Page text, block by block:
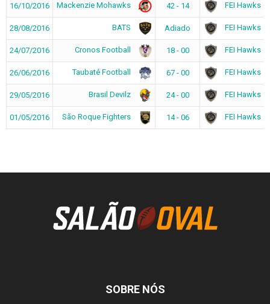
16/10/2016 Mackenzie Mohawks 42 - 14 FEI Hawks
28/08/2016 BATS Adiado FEI Hawks
24/07/2016 Cronos Football 18 - 00 FEI Hawks
26/06/2016 Taubaté Football 67 - 00 FEI Hawks
29/05/2016 Brasil Devilz 24 - 00 FEI Hawks
01/05/2016 São Roque Fighters 14 - 06 FEI Hawks
SOBRE NÓS